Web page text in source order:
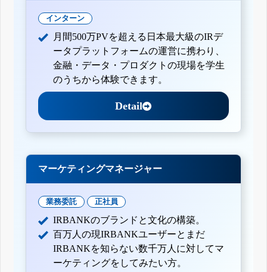
インターン
月間500万PVを超える日本最大級のIRデ
ータプラットフォームの運営に携わり、
金融・データ・プロダクトの現場を学生
のうちから体験できます。
Detail
マーケティングマネージャー
業務委託 正社員
IRBANKのブランドと文化の構築。
百万人の現IRBANKユーザーとまだ
IRBANKを知らない数千万人に対してマ
ーケティングをしてみたい方。